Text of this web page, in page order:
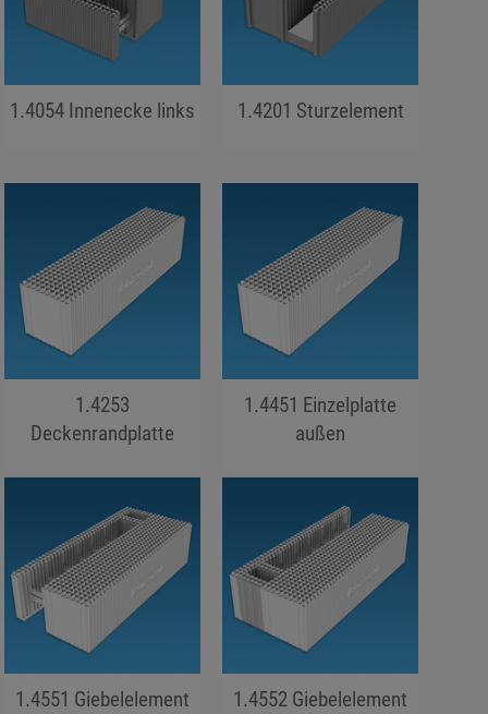
1.4054 Innenecke links 1.4201 Sturzelement
1.4253
Deckenrandplatte
1.4451 Einzelplatte
außen
1.4551 Giebelelement
1.4552 Giebelelement